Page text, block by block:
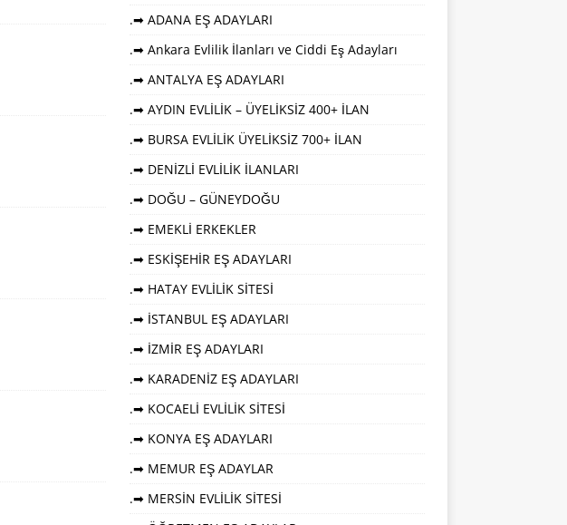
.➡ ADANA EŞ ADAYLARI
.➡ Ankara Evlilik İlanları ve Ciddi Eş Adayları
.➡ ANTALYA EŞ ADAYLARI
.➡ AYDIN EVLİLİK – ÜYELİKSİZ 400+ İLAN
.➡ BURSA EVLİLİK ÜYELİKSİZ 700+ İLAN
.➡ DENİZLİ EVLİLİK İLANLARI
.➡ DOĞU – GÜNEYDOĞU
.➡ EMEKLİ ERKEKLER
.➡ ESKİŞEHİR EŞ ADAYLARI
.➡ HATAY EVLİLİK SİTESİ
.➡ İSTANBUL EŞ ADAYLARI
.➡ İZMİR EŞ ADAYLARI
.➡ KARADENİZ EŞ ADAYLARI
.➡ KOCAELİ EVLİLİK SİTESİ
.➡ KONYA EŞ ADAYLARI
.➡ MEMUR EŞ ADAYLAR
.➡ MERSİN EVLİLİK SİTESİ